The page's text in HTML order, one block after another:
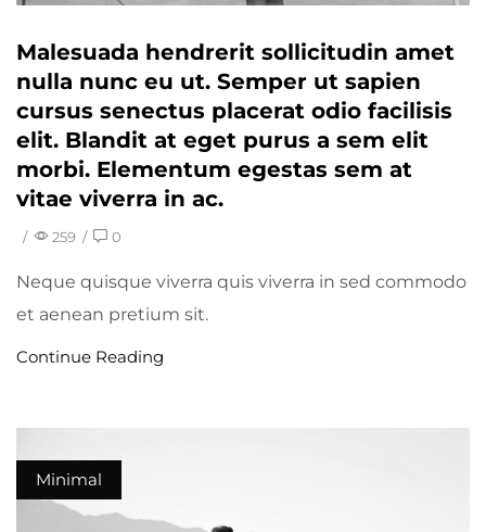
Malesuada hendrerit sollicitudin amet
nulla nunc eu ut. Semper ut sapien
cursus senectus placerat odio facilisis
elit. Blandit at eget purus a sem elit
morbi. Elementum egestas sem at
vitae viverra in ac.
/ 259 / 0
Neque quisque viverra quis viverra in sed commodo
et aenean pretium sit.
Continue Reading
Minimal